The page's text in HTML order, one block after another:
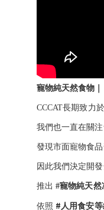
寵物純天然食物｜
CCCAT長期致力
我們也一直在關
發現市面寵物食
因此我們決定開發
推出 #寵物純天然
依照 # 人用食安等